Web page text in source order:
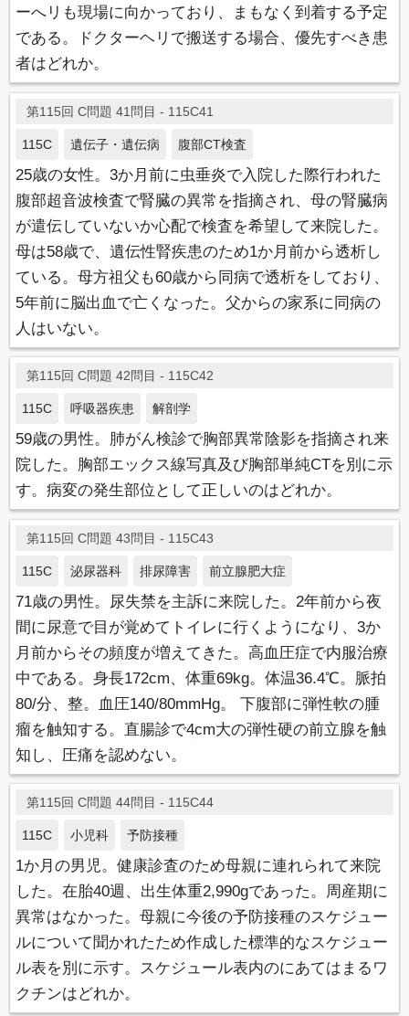
ーへリも現場に向かっており、まもなく到着する予定
である。ドクターヘリで搬送する場合、優先すべき患
者はどれか。
第115回 C問題 41問目 - 115C41
115C 遺伝子・遺伝病 腹部CT検査
25歳の女性。3か月前に虫垂炎で入院した際行われた
腹部超音波検査で腎臓の異常を指摘され、母の腎臓病
が遣伝していないか心配で検査を希望して来院した。
母は58歳で、遺伝性腎疾患のため1か月前から透析し
ている。母方祖父も60歳から同病で透析をしており、
5年前に脳出血で亡くなった。父からの家系に同病の
人はいない。
第115回 C問題 42問目 - 115C42
115C 呼吸器疾患 解剖学
59歳の男性。肺がん検診で胸部異常陰影を指摘され来
院した。胸部エックス線写真及び胸部単純CTを別に示
す。病変の発生部位として正しいのはどれか。
第115回 C問題 43問目 - 115C43
115C 泌尿器科 排尿障害 前立腺肥大症
71歳の男性。尿失禁を主訴に来院した。2年前から夜
間に尿意で目が覚めてトイレに行くようになり、3か
月前からその頻度が増えてきた。高血圧症で内服治療
中である。身長172cm、体重69kg。体温36.4℃。脈拍
80/分、整。血圧140/80mmHg。 下腹部に弾性軟の腫
瘤を触知する。直腸診で4cm大の弾性硬の前立腺を触
知し、圧痛を認めない。
第115回 C問題 44問目 - 115C44
115C 小児科 予防接種
1か月の男児。健康診査のため母親に連れられて来院
した。在胎40週、出生体重2,990gであった。周産期に
異常はなかった。母親に今後の予防接種のスケジュー
ルについて聞かれたため作成した標準的なスケジュー
ル表を別に示す。スケジュール表内のにあてはまるワ
クチンはどれか。